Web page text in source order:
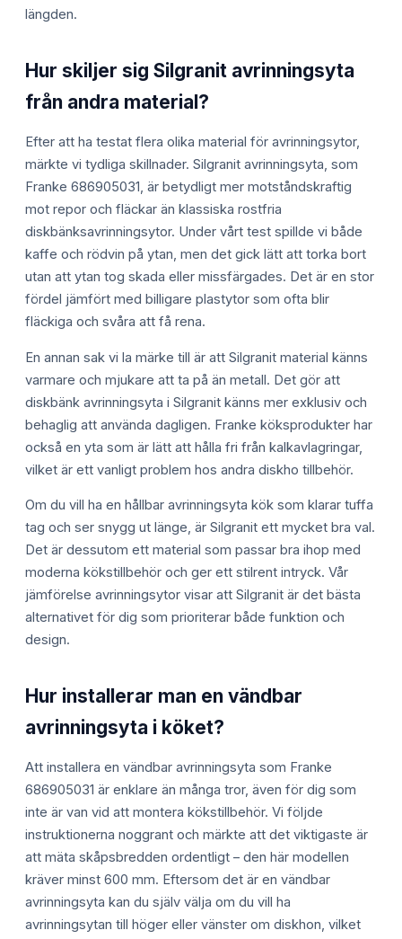
längden.
Hur skiljer sig Silgranit avrinningsyta
från andra material?
Efter att ha testat flera olika material för avrinningsytor,
märkte vi tydliga skillnader. Silgranit avrinningsyta, som
Franke 686905031, är betydligt mer motståndskraftig
mot repor och fläckar än klassiska rostfria
diskbänksavrinningsytor. Under vårt test spillde vi både
kaffe och rödvin på ytan, men det gick lätt att torka bort
utan att ytan tog skada eller missfärgades. Det är en stor
fördel jämfört med billigare plastytor som ofta blir
fläckiga och svåra att få rena.
En annan sak vi la märke till är att Silgranit material känns
varmare och mjukare att ta på än metall. Det gör att
diskbänk avrinningsyta i Silgranit känns mer exklusiv och
behaglig att använda dagligen. Franke köksprodukter har
också en yta som är lätt att hålla fri från kalkavlagringar,
vilket är ett vanligt problem hos andra diskho tillbehör.
Om du vill ha en hållbar avrinningsyta kök som klarar tuffa
tag och ser snygg ut länge, är Silgranit ett mycket bra val.
Det är dessutom ett material som passar bra ihop med
moderna kökstillbehör och ger ett stilrent intryck. Vår
jämförelse avrinningsytor visar att Silgranit är det bästa
alternativet för dig som prioriterar både funktion och
design.
Hur installerar man en vändbar
avrinningsyta i köket?
Att installera en vändbar avrinningsyta som Franke
686905031 är enklare än många tror, även för dig som
inte är van vid att montera kökstillbehör. Vi följde
instruktionerna noggrant och märkte att det viktigaste är
att mäta skåpsbredden ordentligt – den här modellen
kräver minst 600 mm. Eftersom det är en vändbar
avrinningsyta kan du själv välja om du vill ha
avrinningsytan till höger eller vänster om diskhon, vilket